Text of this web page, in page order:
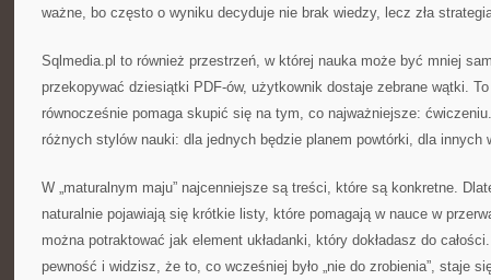
ważne, bo często o wyniku decyduje nie brak wiedzy, lecz zła
Sqlmedia.pl to również przestrzeń, w której nauka może być mniej
przekopywać dziesiątki PDF-ów, użytkownik dostaje zebrane wątki.
równocześnie pomaga skupić się na tym, co najważniejsze:
różnych stylów nauki: dla jednych będzie planem powtórki, dla innych
W „maturalnym maju” najcenniejsze są treści, które są konkretne.
naturalnie pojawiają się krótkie listy, które pomagają w nauce w
można potraktować jak element układanki, który dokładasz do
pewność i widzisz, że to, co wcześniej było „nie do zrobienia”, staje